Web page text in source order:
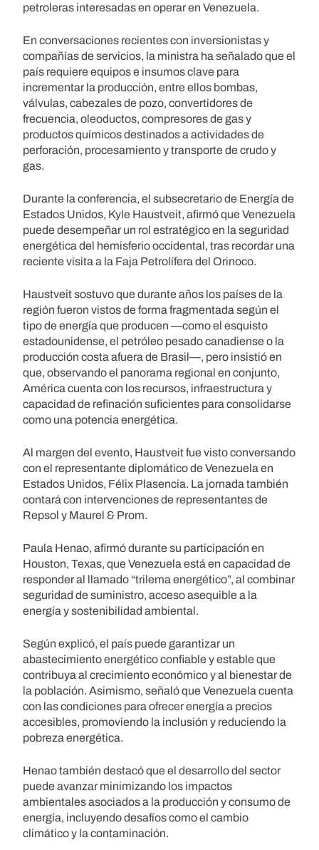
petroleras interesadas en operar en Venezuela.
En conversaciones recientes con inversionistas y
compañías de servicios, la ministra ha señalado que el
país requiere equipos e insumos clave para
incrementar la producción, entre ellos bombas,
válvulas, cabezales de pozo, convertidores de
frecuencia, oleoductos, compresores de gas y
productos químicos destinados a actividades de
perforación, procesamiento y transporte de crudo y
gas.
Durante la conferencia, el subsecretario de Energía de
Estados Unidos, Kyle Haustveit, afirmó que Venezuela
puede desempeñar un rol estratégico en la seguridad
energética del hemisferio occidental, tras recordar una
reciente visita a la Faja Petrolífera del Orinoco.
Haustveit sostuvo que durante años los países de la
región fueron vistos de forma fragmentada según el
tipo de energía que producen —como el esquisto
estadounidense, el petróleo pesado canadiense o la
producción costa afuera de Brasil—, pero insistió en
que, observando el panorama regional en conjunto,
América cuenta con los recursos, infraestructura y
capacidad de refinación suficientes para consolidarse
como una potencia energética.
Al margen del evento, Haustveit fue visto conversando
con el representante diplomático de Venezuela en
Estados Unidos, Félix Plasencia. La jornada también
contará con intervenciones de representantes de
Repsol y Maurel & Prom.
Paula Henao, afirmó durante su participación en
Houston, Texas, que Venezuela está en capacidad de
responder al llamado “trilema energético”, al combinar
seguridad de suministro, acceso asequible a la
energía y sostenibilidad ambiental.
Según explicó, el país puede garantizar un
abastecimiento energético confiable y estable que
contribuya al crecimiento económico y al bienestar de
la población. Asimismo, señaló que Venezuela cuenta
con las condiciones para ofrecer energía a precios
accesibles, promoviendo la inclusión y reduciendo la
pobreza energética.
Henao también destacó que el desarrollo del sector
puede avanzar minimizando los impactos
ambientales asociados a la producción y consumo de
energía, incluyendo desafíos como el cambio
climático y la contaminación.